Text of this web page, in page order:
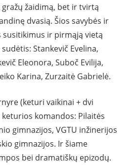
žaidimą, bet ir tvirtą
dvasią. Šios savybės ir
susitikimus ir pirmąją vietą
Stankevič Evelina,
Eleonora, Suboč Evilija,
Karina, Zurzaitė Gabrielė.
(keturi vaikinai + dvi
komandos: Pilaitės
gimnazijos, VGTU inžinerijos
gimnazijos. Ir šiame
bei dramatiškų epizodų.